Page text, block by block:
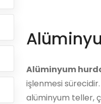
Alüminyum
işlenmesi
alüminyum teller,